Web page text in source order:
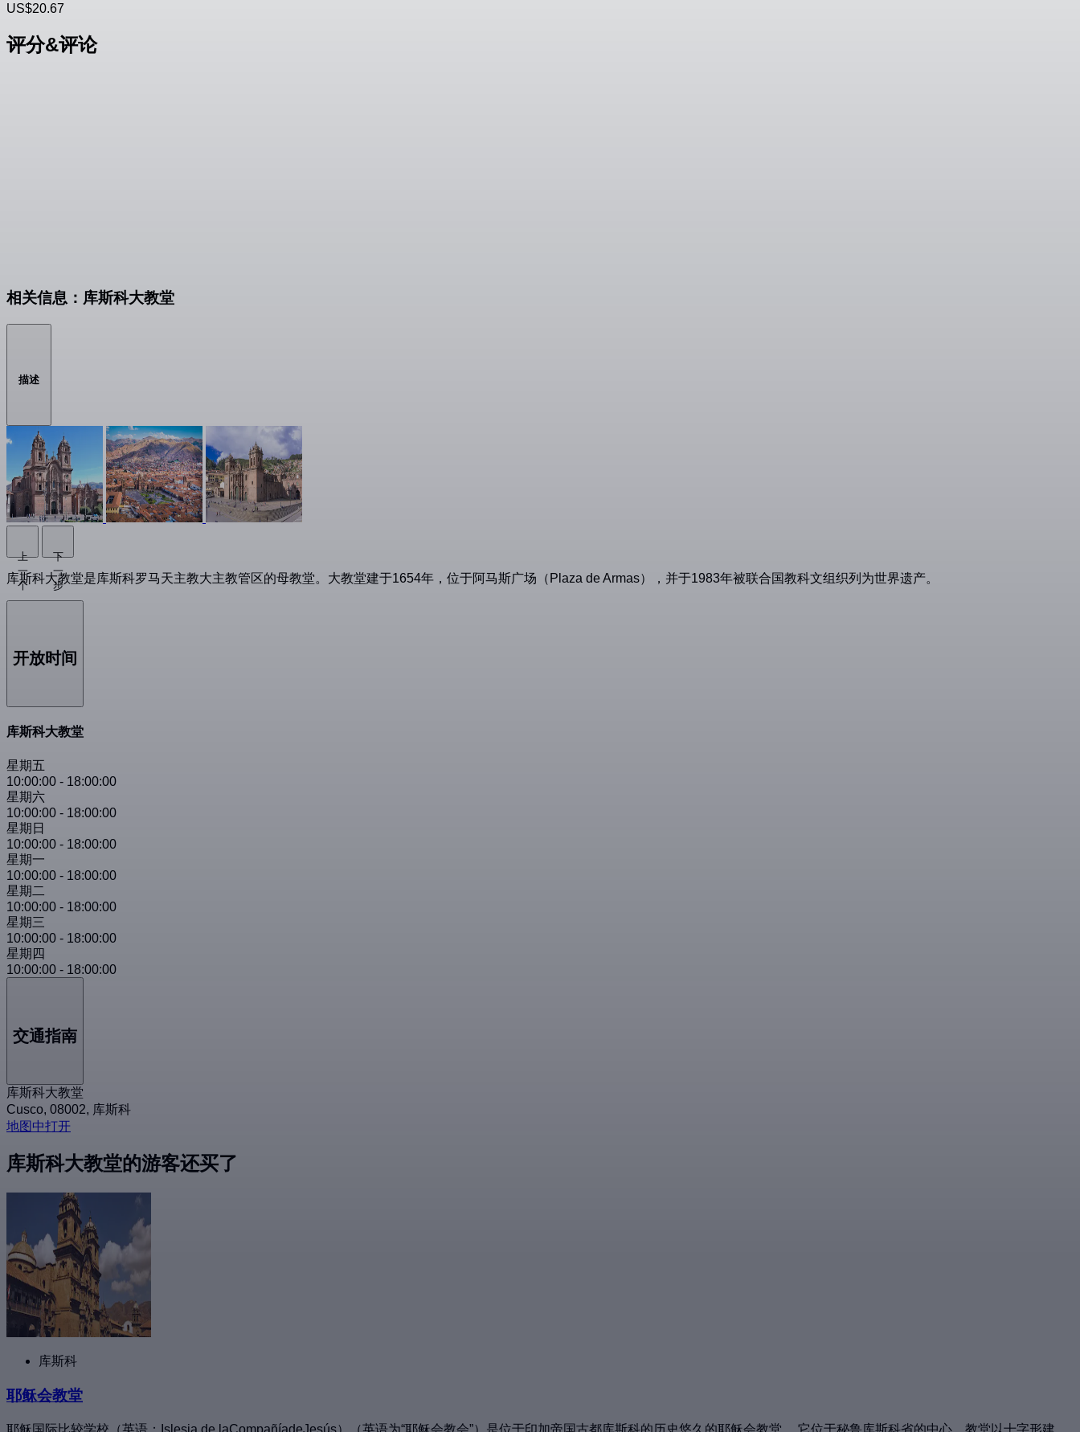
US$20.67
评分&评论
相关信息：库斯科大教堂
描述
上
一
个
下
一
步
库斯科大教堂是库斯科罗马天主教大主教管区的母教堂。大教堂建于1654年，位于阿马斯广场（Plaza de Armas），并于1983年被联合国教科文组织列为世界遗产。
开放时间
库斯科大教堂
星期五
10:00:00 - 18:00:00
星期六
10:00:00 - 18:00:00
星期日
10:00:00 - 18:00:00
星期一
10:00:00 - 18:00:00
星期二
10:00:00 - 18:00:00
星期三
10:00:00 - 18:00:00
星期四
10:00:00 - 18:00:00
交通指南
库斯科大教堂
Cusco, 08002, 库斯科
地图中打开
库斯科大教堂的游客还买了
库斯科
耶稣会教堂
耶稣国际比较学校（英语：Islesia de laCompañíadeJesús）（英语为“耶稣会教会”）是位于印加帝国古都库斯科的历史悠久的耶稣会教堂。 它位于秘鲁库斯科省的中心。教堂以十字形建